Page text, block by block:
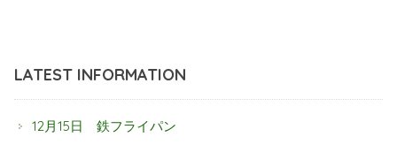
LATEST INFORMATION
12月15日 鉄フライパン